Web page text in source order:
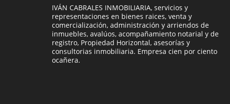
IVÁN CABRALES INMOBILIARIA, servicios y
representaciones en bienes raices, venta y
comercialización, administración y arriendos de
inmuebles, avalúos, acompañamiento notarial y de
registro, Propiedad Horizontal, asesorías y
consultorias inmobiliaria. Empresa cien por ciento
ocañera.